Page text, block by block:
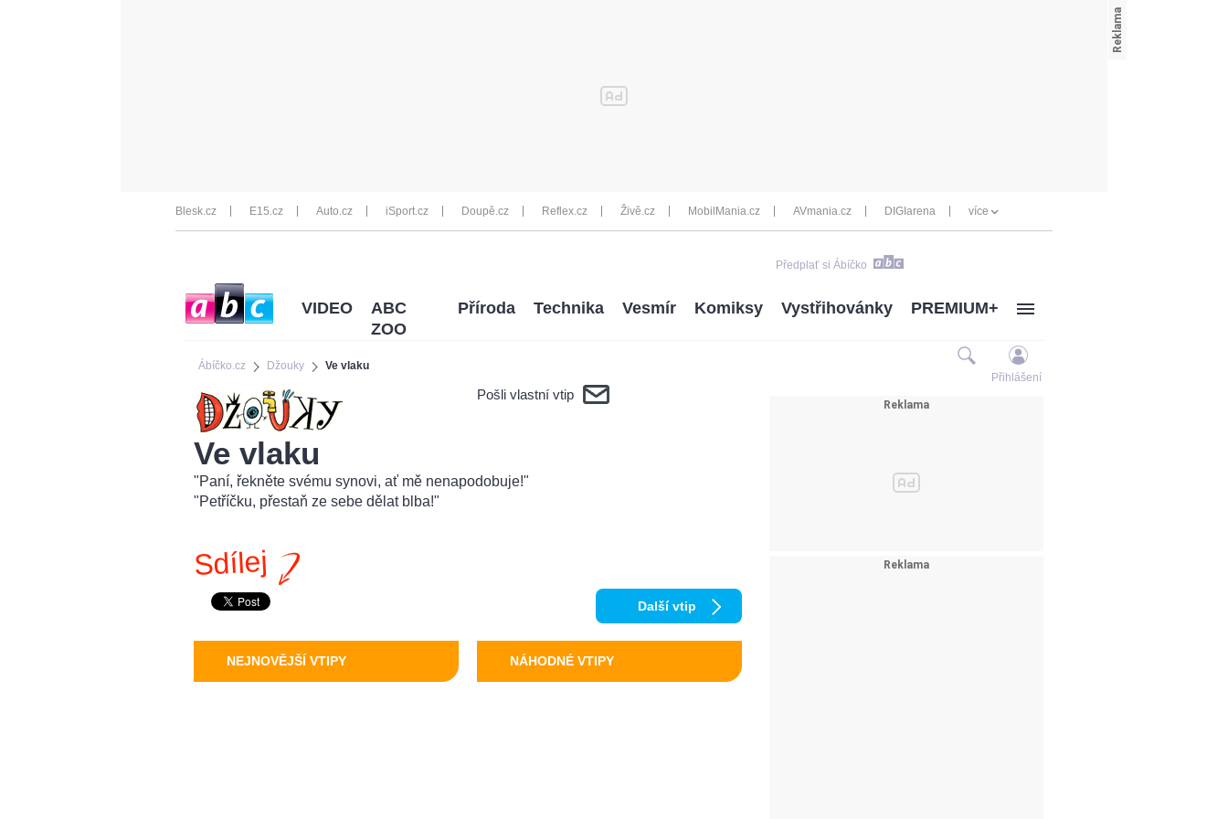
Blesk.cz E15.cz Auto.cz iSport.cz Doupě.cz Reflex.cz Živě.cz MobilMania.cz AVmania.cz DIGIarena více
Předplať si Ábíčko
Ábíčko.cz Džouky Ve vlaku
VIDEO
ABC
ZOO
Příroda Technika Vesmír Komiksy Vystřihovánky PREMIUM+
Přihlášení
Pošli vlastní vtip
Ve vlaku
"Paní, řekněte svému synovi, ať mě nenapodobuje!"
"Petříčku, přestaň ze sebe dělat blba!"
Sdílej
Další vtip
NEJNOVĚJŠÍ VTIPY NÁHODNÉ VTIPY